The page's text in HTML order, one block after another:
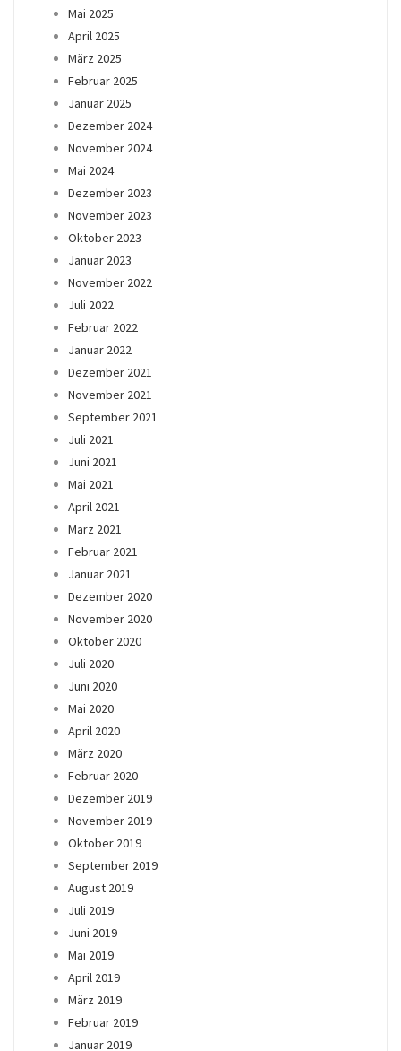
Mai 2025
April 2025
März 2025
Februar 2025
Januar 2025
Dezember 2024
November 2024
Mai 2024
Dezember 2023
November 2023
Oktober 2023
Januar 2023
November 2022
Juli 2022
Februar 2022
Januar 2022
Dezember 2021
November 2021
September 2021
Juli 2021
Juni 2021
Mai 2021
April 2021
März 2021
Februar 2021
Januar 2021
Dezember 2020
November 2020
Oktober 2020
Juli 2020
Juni 2020
Mai 2020
April 2020
März 2020
Februar 2020
Dezember 2019
November 2019
Oktober 2019
September 2019
August 2019
Juli 2019
Juni 2019
Mai 2019
April 2019
März 2019
Februar 2019
Januar 2019